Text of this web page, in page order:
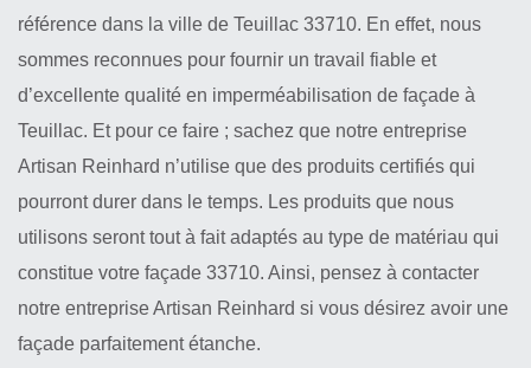
référence dans la ville de Teuillac 33710. En effet, nous
sommes reconnues pour fournir un travail fiable et
d’excellente qualité en imperméabilisation de façade à
Teuillac. Et pour ce faire ; sachez que notre entreprise
Artisan Reinhard n’utilise que des produits certifiés qui
pourront durer dans le temps. Les produits que nous
utilisons seront tout à fait adaptés au type de matériau qui
constitue votre façade 33710. Ainsi, pensez à contacter
notre entreprise Artisan Reinhard si vous désirez avoir une
façade parfaitement étanche.